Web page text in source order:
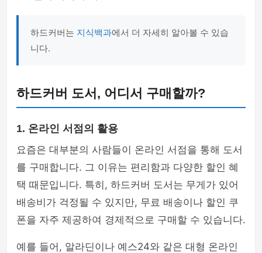
하드커버는 지식백과에서 더 자세히 알아볼 수 있습
니다.
하드커버 도서, 어디서 구매할까?
1. 온라인 서점의 활용
요즘은 대부분의 사람들이 온라인 서점을 통해 도서
를 구매합니다. 그 이유는 편리함과 다양한 할인 혜
택 때문입니다. 특히, 하드커버 도서는 무게가 있어
배송비가 걱정될 수 있지만, 무료 배송이나 할인 쿠
폰을 자주 제공하여 경제적으로 구매할 수 있습니다.
예를 들어, 알라딘이나 예스24와 같은 대형 온라인